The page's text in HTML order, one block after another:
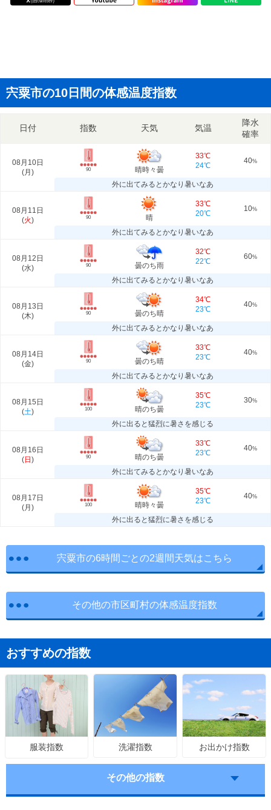
宍粟市の10日間の体感温度指数
日付 指数 天気 気温
降水
確率
08月10日
(月 ) 90 晴時々曇
33℃
24℃
40%
外に出てみるとかなり暑いなあ
08月11日
(火) 90 晴
33℃
20℃
10%
外に出てみるとかなり暑いなあ
08月12日
(水) 90 曇のち雨
32℃
22℃
60%
外に出てみるとかなり暑いなあ
08月13日
(木) 90 曇のち晴
34℃
23℃
40%
外に出てみるとかなり暑いなあ
08月14日
(金) 90 曇のち晴
33℃
23℃
40%
外に出てみるとかなり暑いなあ
08月15日
(土) 100 晴のち曇
35℃
23℃
30%
外に出ると猛烈に暑さを感じる
08月16日
(日 ) 90 晴のち曇
33℃
23℃
40%
外に出てみるとかなり暑いなあ
08月17日
(月 ) 100 晴時々曇
35℃
23℃
40%
外に出ると猛烈に暑さを感じる
宍粟市の6時間ごとの2週間天気はこちら
その他の市区町村の体感温度指数
おすすめの指数
服装指数 洗濯指数 お出かけ指数
その他の指数